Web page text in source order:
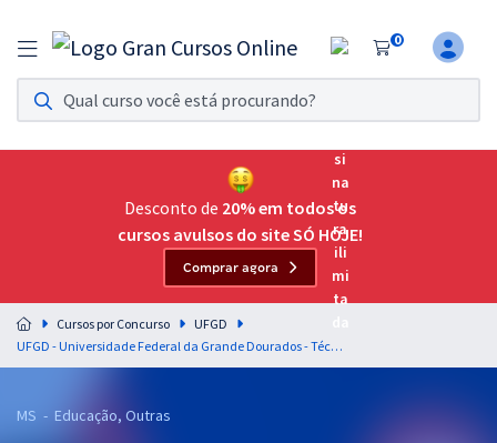
0
Assinatura Ilimitada 11
Acesso a todos os cursos. Teste grátis por 7 dias!
Assinatura OAB Até Passar
Acesso ilimitado a toda preparação para o Exame da
Residências Multiprofissionais
Preparação completa e intensiva para as principais
residências em saúde do Brasil
Desconto de 20% em todos os
cursos avulsos do site SÓ HOJE!
Comprar agora
Cursos por Concurso
UFGD
UFGD - Universidade Federal da Grande Dourados - Técnico de Laboratório/Área: Engenharia de Alimentos (Módulo Especial)
MS - Educação, Outras